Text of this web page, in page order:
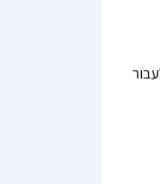
לעבור